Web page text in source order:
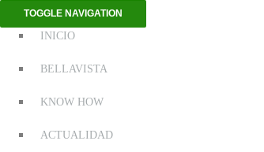
TOGGLE NAVIGATION
INICIO
BELLAVISTA
KNOW HOW
ACTUALIDAD